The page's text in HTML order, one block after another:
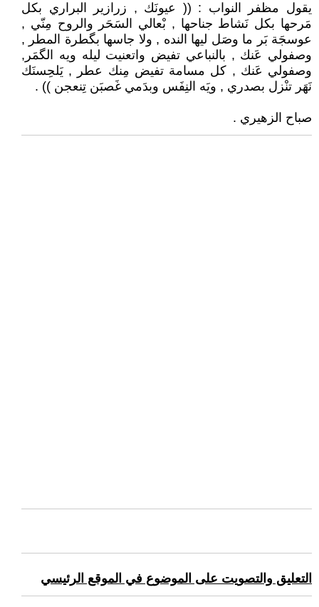
يقول مظفر النواب : (( عيونَك , زرازير البراري بكل
مَرحها بكل نَشاط جناحها , بْعالي السَحَر والروح مِنّي ,
عوسجَة بَر ما وصَل ليها النده , ولا جاسها بگطرة المطر ,
وصفولي عَنك , بالنباعي تفيض واتعنيت ليله ويه الگمَر,
وصفولي عَنك , كل مسامة تفيض مِنك عطر , يَلحِسنَك
نَهَر تنْزل بصدري , ويَه النِفَس وبدَمي غَصبَن تِنعجن )) .
صباح الزهيري .
التعليق والتصويت على الموضوع في الموقع الرئيسي